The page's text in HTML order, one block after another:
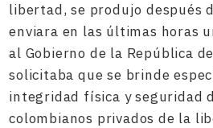
libertad, se produjo después
enviara en las últimas horas
al Gobierno de la República
solicitaba que se brinde
integridad física y seguridad
colombianos privados de la